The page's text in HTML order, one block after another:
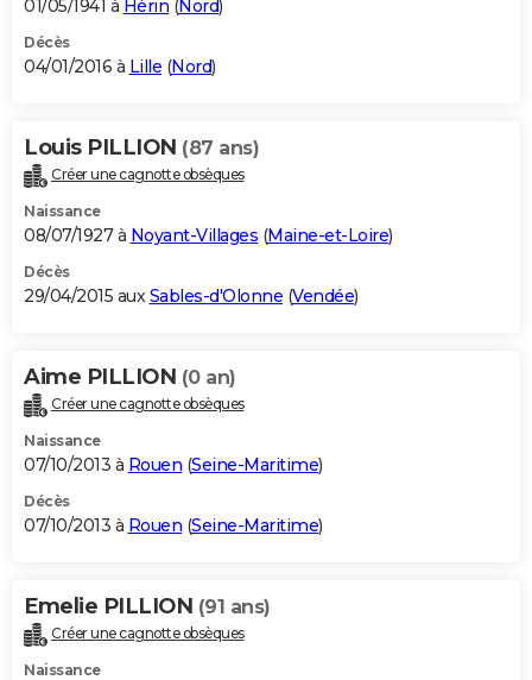
01/05/1941 à Hérin (Nord)
Décès
04/01/2016 à Lille (Nord)
Louis PILLION (87 ans)
Créer une cagnotte obsèques
Naissance
08/07/1927 à Noyant-Villages (Maine-et-Loire)
Décès
29/04/2015 auxSables-d'Olonne (Vendée)
Aime PILLION (0 an)
Créer une cagnotte obsèques
Naissance
07/10/2013 à Rouen (Seine-Maritime)
Décès
07/10/2013 à Rouen (Seine-Maritime)
Emelie PILLION (91 ans)
Créer une cagnotte obsèques
Naissance